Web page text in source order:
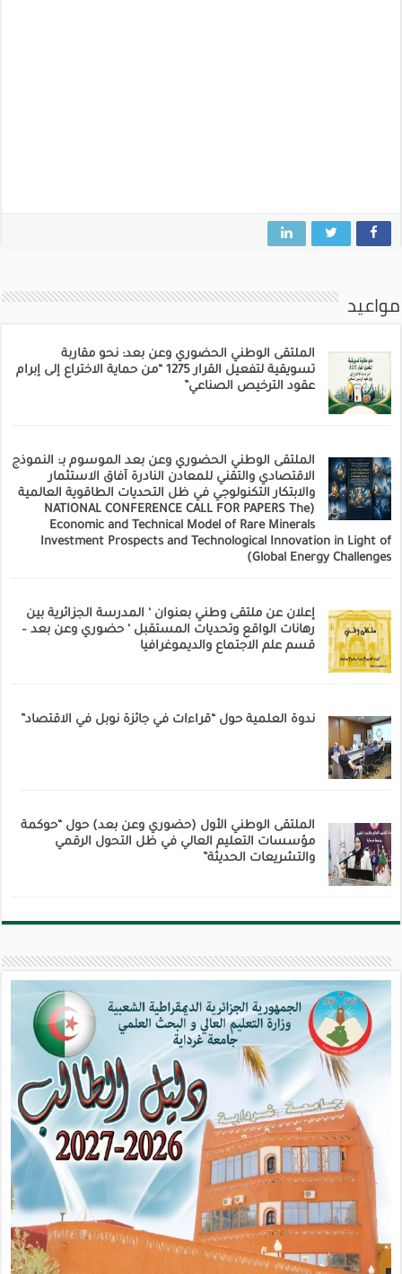
مواعيد
الملتقى الوطني الحضوري وعن بعد: نحو مقاربة
تسويقية لتفعيل القرار 1275 “من حماية الاختراع إلى إبرام
عقود الترخيص الصناعي”
الملتقى الوطني الحضوري وعن بعد الموسوم بـ: النموذج
الاقتصادي والتقني للمعادن النادرة آفاق الاستثمار
والابتكار التكنولوجي في ظل التحديات الطاقوية العالمية
(NATIONAL CONFERENCE CALL FOR PAPERS The
Economic and Technical Model of Rare Minerals
Investment Prospects and Technological Innovation in Light of
Global Energy Challenges)
إعلان عن ملتقى وطني بعنوان ‘ المدرسة الجزائرية بين
رهانات الواقع وتحديات المستقبل ‘ حضوري وعن بعد –
قسم علم الاجتماع والديموغرافيا
ندوة العلمية حول “قراءات في جائزة نوبل في الاقتصاد”
الملتقى الوطني الأول (حضوري وعن بعد) حول “حوكمة
مؤسسات التعليم العالي في ظل التحول الرقمي
والتشريعات الحديثة”